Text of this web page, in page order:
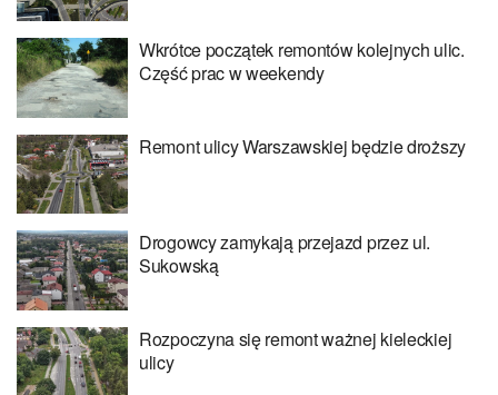
Wkrótce początek remontów kolejnych ulic.
Część prac w weekendy
Remont ulicy Warszawskiej będzie droższy
Drogowcy zamykają przejazd przez ul.
Sukowską
Rozpoczyna się remont ważnej kieleckiej
ulicy